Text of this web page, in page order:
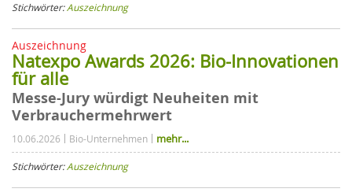
Stichwörter:Auszeichnung
Auszeichnung
Natexpo Awards 2026: Bio-Innovationen
für alle
Messe-Jury würdigt Neuheiten mit
Verbrauchermehrwert
10.06.2026 Bio-Unternehmen mehr...
Stichwörter:Auszeichnung